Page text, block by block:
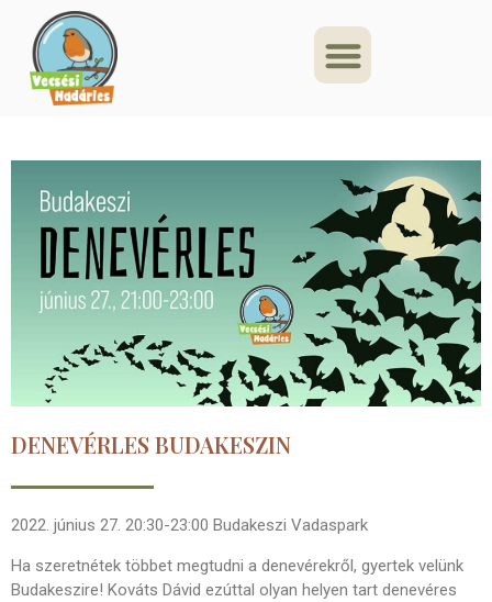
DENEVÉRLES BUDAKESZIN
2022. június 27. 20:30-23:00 Budakeszi Vadaspark
Ha szeretnétek többet megtudni a denevérekről, gyertek velünk
Budakeszire! Kováts Dávid ezúttal olyan helyen tart denevéres